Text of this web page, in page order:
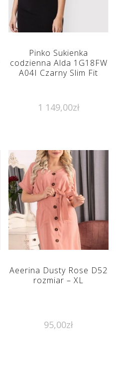
Pinko Sukienka
codzienna Alda 1G18FW
A04I Czarny Slim Fit
1 149,00zł
Aeerina Dusty Rose D52
rozmiar – XL
95,00zł